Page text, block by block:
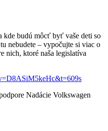
kde budú môcť byť vaše deti so
nebudete – vypočujte si viac o
nich, ktoré naša legislatíva
Nadácie Volkswagen